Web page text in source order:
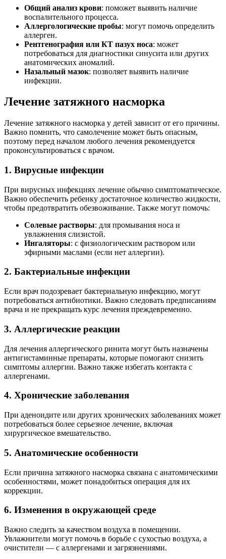
Общий анализ крови: поможет выявить наличие
воспалительного процесса.
Аллергологические пробы: могут помочь определить
аллерген.
Рентгенография или КТ пазух носа: может
потребоваться для диагностики синусита или других
анатомических аномалий.
Назальный мазок: позволяет выявить наличие
инфекции.
Лечение затяжного насморка
Лечение затяжного насморка у детей зависит от его причины.
Важно помнить, что самолечение может быть опасным,
поэтому перед началом любого лечения рекомендуется
проконсультироваться с врачом.
1. Вирусные инфекции
При вирусных инфекциях лечение обычно симптоматическое.
Важно обеспечить ребенку достаточное количество жидкости,
чтобы предотвратить обезвоживание. Также могут помочь:
Солевые растворы: для промывания носа и
увлажнения слизистой.
Ингаляторы: с физиологическим раствором или
эфирными маслами (если нет аллергии).
2. Бактериальные инфекции
Если врач подозревает бактериальную инфекцию, могут
потребоваться антибиотики. Важно следовать предписаниям
врача и не прекращать курс лечения преждевременно.
3. Аллергические реакции
Для лечения аллергического ринита могут быть назначены
антигистаминные препараты, которые помогают снизить
симптомы аллергии. Важно также избегать контакта с
аллергенами.
4. Хронические заболевания
При аденоидите или других хронических заболеваниях может
потребоваться более серьезное лечение, включая
хирургическое вмешательство.
5. Анатомические особенности
Если причина затяжного насморка связана с анатомическими
особенностями, может понадобиться операция для их
коррекции.
6. Изменения в окружающей среде
Важно следить за качеством воздуха в помещении.
Увлажнители могут помочь в борьбе с сухостью воздуха, а
очистители — с аллергенами и загрязнениями.